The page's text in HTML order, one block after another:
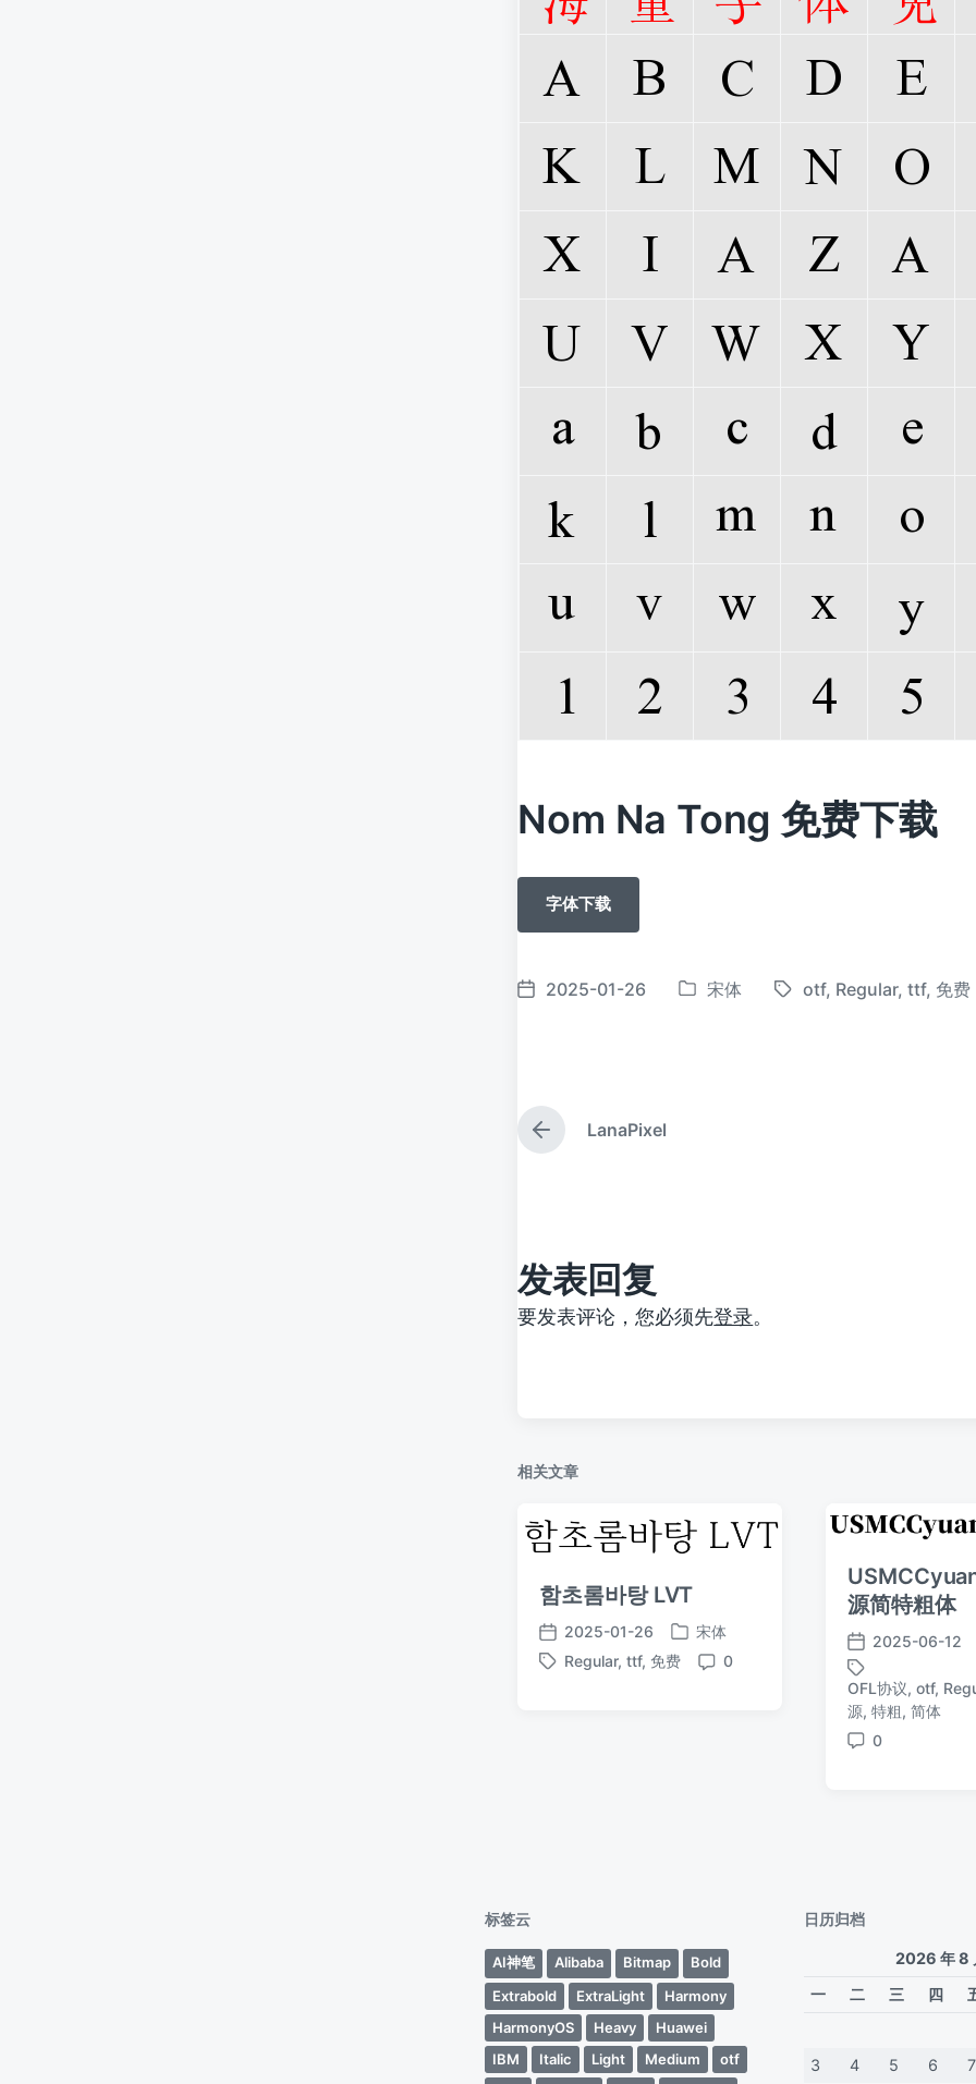
Nom Na Tong 免费下载
字体下载
发
2025-01-26
发
宋体
标
otf, Regular,ttf, 免费
上
篇
LanaPixel
发表回复
要发表评论，您必须先登录。
相关文章
함초롬바탕 LVT
发
布
2025-01-26
发
布
宋体
标
Regular,ttf, 免费
评
0
源简特粗体
发
布
日
期
2025-06-12
标
签
OFL协议,otf,
源,特粗,简体
评
0
标签云
AI神笔 Alibaba Bitmap
Bold
Extrabold
ExtraLight
Harmony
HarmonyOS
Heavy
Huawei
IBM
Italic Light Medium
otf
日历归档
2026 年 8
一
二 三 四
3 4 5 6 7